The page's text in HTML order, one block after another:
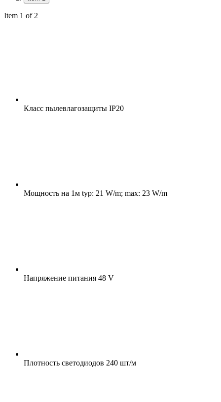
Item 1 of 2
Класс пылевлагозащиты IP20
Мощность на 1м typ: 21 W/m; max: 23 W/m
Напряжение питания 48 V
Плотность светодиодов 240 шт/м